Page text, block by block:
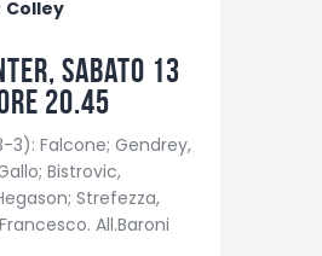
Colley
sabato 13
20.45
3): Falcone; Gendrey,
Bistrovic,
Strefezza,
All.Baroni